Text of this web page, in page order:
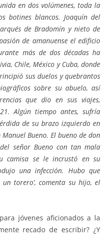
en dos volúmenes, toda la
botines blancos. Joaquín del
de Bradomín y nieto de
de amanuense el edificio
más de dos décadas ha
Chile, México y Cuba, donde
sus duelos y quebrantos
sobre su abuelo, así
que dio en sus viajes,
Algún tiempo antes, sufría
de su brazo izquierdo en
Bueno. El bueno de don
señor Bueno con tan mala
camisa se le incrustó en su
una infección. Hubo que
torero’, comenta su hijo, el
aficionados a la
recado de escribir? ¿Y